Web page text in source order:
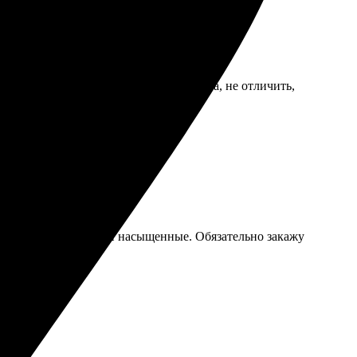
смотрится как картина, не отличить,
цвета яркие и насыщенные. Обязательно закажу